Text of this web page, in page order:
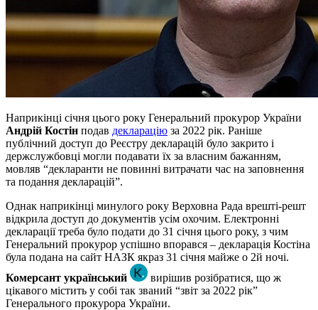
Наприкінці січня цього року Генеральний прокурор України
Андрій Костін подав декларацію за 2022 рік. Раніше
публічний доступ до Реєстру декларацій було закрито і
держслужбовці могли подавати їх за власним бажанням,
мовляв “декларанти не повинні витрачати час на заповнення
та подання декларацій”.
Однак наприкінці минулого року Верховна Рада врешті-решт
відкрила доступ до документів усім охочим. Електронні
декларації треба було подати до 31 січня цього року, з чим
Генеральний прокурор успішно впорався – декларація Костіна
була подана на сайт НАЗК якраз 31 січня майже о 2й ночі.
Комерсант український
вирішив розібратися, що ж
цікавого містить у собі так званий “звіт за 2022 рік”
Генерального прокурора України.